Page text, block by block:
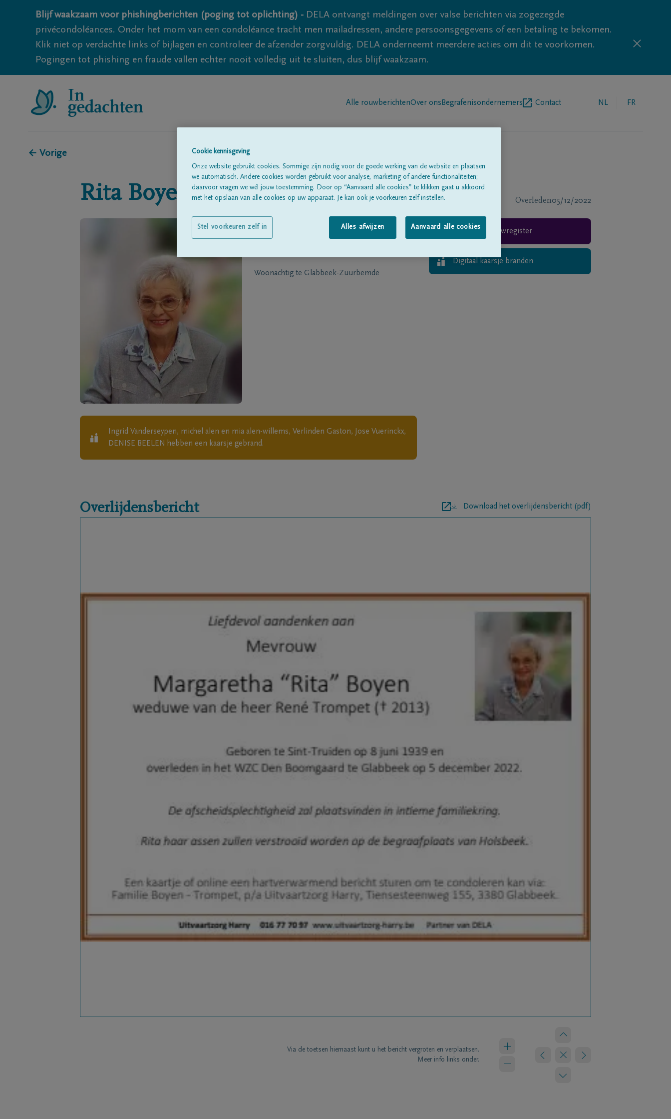
Blijf waakzaam voor phishingberichten (poging tot oplichting) - DELA ontvangt meldingen over valse berichten via zogezegde
privécondoléances. Onder het mom van een condoléance tracht men mailadressen, andere persoonsgegevens of een betaling te bekomen.
Klik niet op verdachte links of bijlagen en controleer de afzender zorgvuldig. DELA onderneemt meerdere acties om dit te voorkomen.
Pogingen tot phishing en fraude vallen echter nooit volledig uit te sluiten, dus blijf waakzaam.
Alle rouwberichtenOver ons Begrafenisondernemers Contact NL FR
← Vorige
Rita Boyen Overleden05/12/2022
Geboren te op 08/06/1939
Woonachtig te Glabbeek-Zuurbemde
Ingrid Vanderseypen, michel alen en mia alen-willems, Verlinden Gaston, Jose Vuerinckx,
DENISE BEELEN hebben een kaarsje gebrand.
Rouwregister
Digitaal kaarsje branden
Overlijdensbericht Download het overlijdensbericht (pdf)
Via de toetsen hiernaast kunt u het bericht vergroten en verplaatsen.
Meer info links onder.
Cookie kennisgeving
Onze website gebruikt cookies. Sommige zijn nodig voor de goede werking van de website en plaatsen
we automatisch. Andere cookies worden gebruikt voor analyse, marketing of andere functionaliteiten;
daarvoor vragen we wél jouw toestemming. Door op “Aanvaard alle cookies” te klikken gaat u akkoord
met het opslaan van alle cookies op uw apparaat. Je kan ook je voorkeuren zelf instellen.
Alles afwijzen Aanvaard alle cookies
Stel voorkeuren zelf in